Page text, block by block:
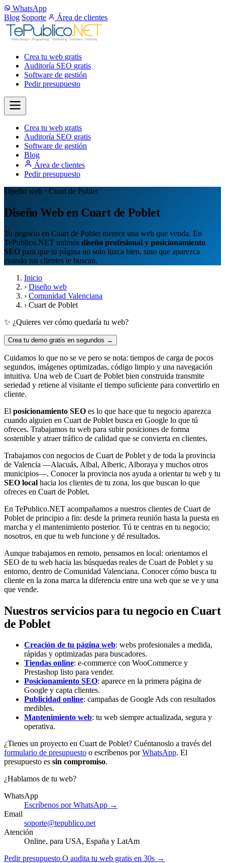
WhatsApp
Blog Soporte Área de clientes
Crea tu web gratis
Auditoría SEO gratis
Software de gestión
Pedir presupuesto
Crea tu web gratis
Auditoría SEO gratis
Software de gestión
Blog
Área de clientes
Pedir presupuesto
Diseño web · Cuart de Poblet
Diseño Web en Cuart de Poblet
Tu negocio en Cuart de Poblet merece una web que venda. En
TePublico.NET unimos diseño profesional y posicionamiento
SEO para que tu página no solo luzca bien, sino que aparezca
cuando tus clientes te buscan.
Inicio
› Diseño web
› Comunidad Valenciana
› Cuart de Poblet
✨ ¿Quieres ver cómo quedaría tu web?
Crea tu demo gratis en segundos →
Cuidamos lo que no se ve pero se nota: tiempos de carga de pocos
segundos, imágenes optimizadas, código limpio y una navegación
intuitiva. Una web de Cuart de Poblet bien construida transmite
seriedad y retiene al visitante el tiempo suficiente para convertirlo en
cliente.
El posicionamiento SEO es lo que hace que tu negocio aparezca
cuando alguien en Cuart de Poblet busca en Google lo que tú
ofreces. Trabajamos tu web para subir posiciones de forma
sostenible y atraer tráfico de calidad que se convierta en clientes.
Trabajamos con negocios de Cuart de Poblet y de toda la provincia
de Valencia —Alacuás, Albal, Alberic, Alboraya y muchos otros
municipios—. Conocer la provincia nos ayuda a orientar tu web y tu
SEO local hacia los clientes de tu zona, los que buscan lo que
ofreces en Cuart de Poblet.
En TePublico.NET acompañamos a nuestros clientes de Cuart de
Poblet de principio a fin: desde la primera reunión hasta la puesta en
marcha y el mantenimiento posterior. Tú te centras en tu negocio;
nosotros, en que tu web funcione y dé resultados.
Aunque trabajamos en remoto, pensamos en local: orientamos el
SEO de tu web hacia las búsquedas reales de Cuart de Poblet y su
entorno, dentro de Comunidad Valenciana. Conocer cómo busca tu
cliente en la zona marca la diferencia entre una web que se ve y una
que vende.
Nuestros servicios para tu negocio en Cuart
de Poblet
Creación de tu página web: webs profesionales a medida,
rápidas y optimizadas para buscadores.
Tiendas online: e-commerce con WooCommerce y
Prestashop listo para vender.
Posicionamiento SEO: aparece en la primera página de
Google y capta clientes.
Publicidad online: campañas de Google Ads con resultados
medibles.
Mantenimiento web: tu web siempre actualizada, segura y
operativa.
¿Tienes un proyecto en Cuart de Poblet? Cuéntanoslo a través del
formulario de presupuesto o escríbenos porWhatsApp. El
presupuesto es sin compromiso.
¿Hablamos de tu web?
WhatsApp
Escríbenos por WhatsApp →
Email
soporte@tepublico.net
Atención
Online, para USA, España y LatAm
Pedir presupuesto O audita tu web gratis en 30s →